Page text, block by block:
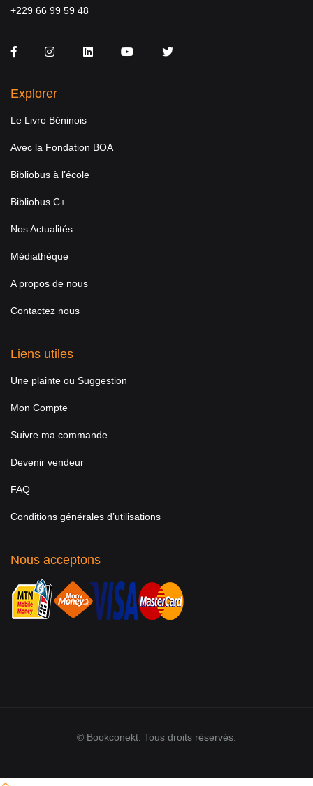
+229 66 99 59 48
FacebookInstagramLinkedInYou TubeTwitter
Explorer
Le Livre Béninois
Avec la Fondation BOA
Bibliobus à l’école
Bibliobus C+
Nos Actualités
Médiathèque
A propos de nous
Contactez nous
Liens utiles
Une plainte ou Suggestion
Mon Compte
Suivre ma commande
Devenir vendeur
FAQ
Conditions générales d’utilisations
Nous acceptons
© Bookconekt. Tous droits réservés.